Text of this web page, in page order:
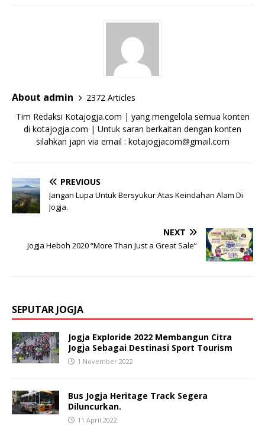
About admin
2372 Articles
Tim Redaksi Kotajogja.com | yang mengelola semua konten
di kotajogja.com | Untuk saran berkaitan dengan konten
silahkan japri via email : kotajogjacom@gmail.com
PREVIOUS
Jangan Lupa Untuk Bersyukur Atas Keindahan Alam Di
Jogja.
NEXT
Jogja Heboh 2020 “More Than Just a Great Sale”
SEPUTAR JOGJA
Jogja Exploride 2022 Membangun Citra
Jogja Sebagai Destinasi Sport Tourism
1 November 2022
Bus Jogja Heritage Track Segera
Diluncurkan.
11 April 2022